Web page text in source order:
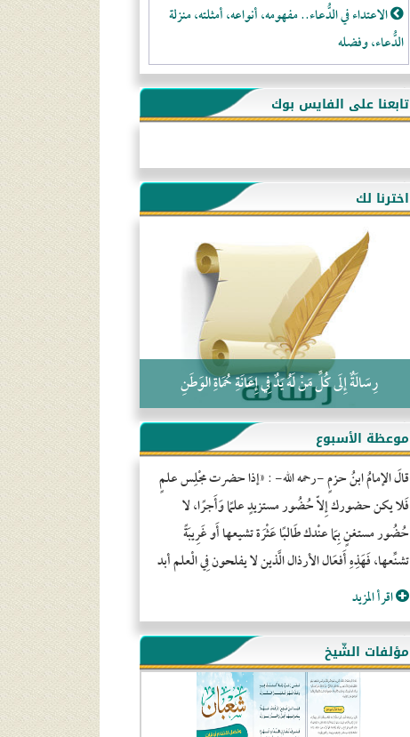
الاعتداء في الدُّعاء.. مفهومه، أنواعه، أمثلته، منزلة
الدُّعاء، وفضله
لا تتَّبعوا عورات الـمسلمين
فقه النَّصيحة عند الصَّحابة الكرام رضي الله عنهم
هذه سبيلنا فماذا تنقمون؟!
أُسُـسُ بَـيْـتِ الـمُسْـلِمِ
التَّعْلِيمُ القُرْآنِي
كلمة إلى إخواني السلفيين في الجزائر
تابعنا على الفايس بوك
اخترنا لك
رِسَالَةٌ إِلَى كُلِّ مَنْ لَهُ يَدٌ فِي إِعَانَةِ حُمَاةِ الوَطَنِ
موعظة الأسبوع
قالَ الإمامُ ابنُ حزمٍ -رحمه الله- : «إذا حضرت مجْلِس علمٍ
فَلا يكن حضورك إِلاّ حُضُور مستزيدٍ علمًا وَأَجرًا، لا
حُضُور مستغنٍ بِمَا عنْدك طَالبًا عَثْرَة تشيعها أَو غَرِيبَةً
تشنِّعها، فَهَذِهِ أَفعَال الأرذال الَّذين لا يفلحون فِي الْعلم أبد
اقرأ المزيد
مؤلفات الشّيخ